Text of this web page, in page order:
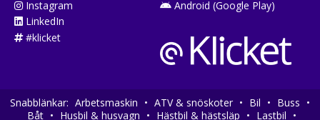
Instagram
LinkedIn
#klicket
Android (Google Play)
Snabblänkar: Arbetsmaskin • ATV & snöskoter • Bil • Buss •
Båt • Husbil & husvagn • Hästbil & hästsläp • Lastbil •